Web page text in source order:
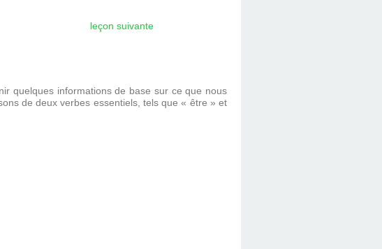
leçon suivante
quelques informations de base sur ce que nous
de deux verbes essentiels, tels que « être » et